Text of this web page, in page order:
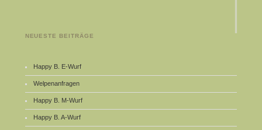
NEUESTE BEITRÄGE
Happy B. E-Wurf
Welpenanfragen
Happy B. M-Wurf
Happy B. A-Wurf